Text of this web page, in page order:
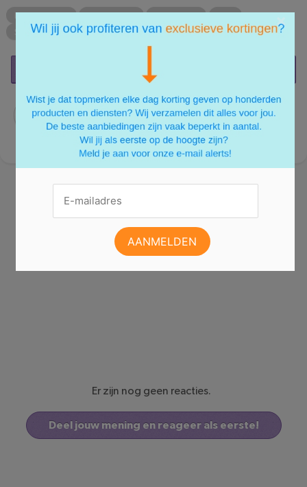
INVESTERING MEER LICHT DAKKAPEL
DAK
SCHUIN DAK
RIETEN DAK PLAT DAK EXTRA RUIMTE
DEEL:
Zo te zien heeft er nog niemand gereageerd.
Er zijn nog geen reacties.
Deel jouw mening en reageer als eerste!
×